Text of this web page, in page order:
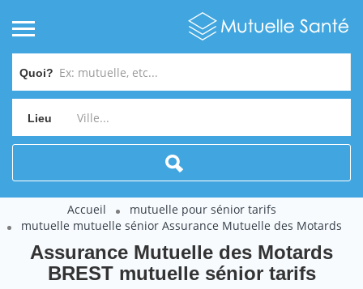
Quoi?
Lieu
Accueil
mutuelle pour sénior tarifs
mutuelle mutuelle sénior Assurance Mutuelle des Motards
Assurance Mutuelle des Motards
BREST mutuelle sénior tarifs